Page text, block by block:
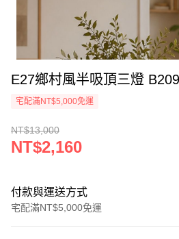
E27鄉村風半吸頂三燈
宅配滿NT$5,000免運
NT$13,000
NT$2,160
付款與運送方式
宅配滿NT$5,000免運